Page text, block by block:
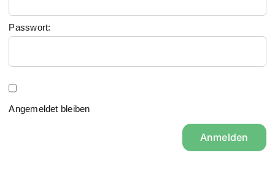
Passwort:
Angemeldet bleiben
Anmelden